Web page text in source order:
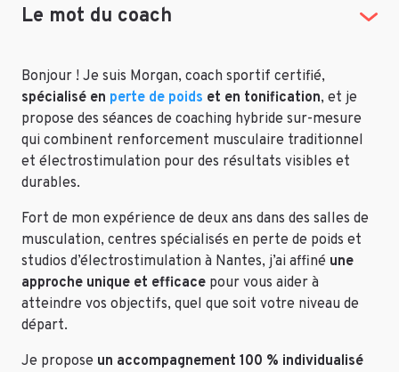
Le mot du coach
Bonjour ! Je suis Morgan, coach sportif certifié,
spécialisé en perte de poids et en tonification, et je
propose des séances de coaching hybride sur-mesure
qui combinent renforcement musculaire traditionnel
et électrostimulation pour des résultats visibles et
durables.
Fort de mon expérience de deux ans dans des salles de
musculation, centres spécialisés en perte de poids et
studios d’électrostimulation à Nantes, j’ai affiné une
approche unique et efficace pour vous aider à
atteindre vos objectifs, quel que soit votre niveau de
départ.
Je propose un accompagnement 100 % individualisé